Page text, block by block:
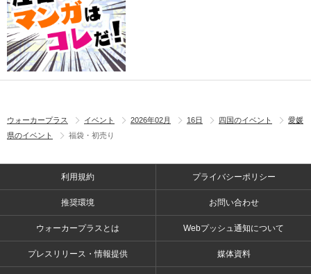
ウォーカープラス イベント 2026年02月 16日 四国のイベント
愛媛
県のイベント
福袋・初売り
利用規約 プライバシーポリシー
推奨環境 お問い合わせ
ウォーカープラスとは Webプッシュ通知について
プレスリリース・情報提供 媒体資料